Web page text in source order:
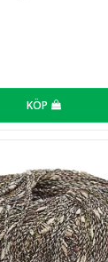
KÖP